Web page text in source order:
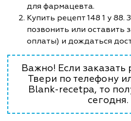
для фармацевта.
Купить рецепт 148 1 у 88.
позвонить или оставить
оплаты) и дождаться
Важно! Если заказать
Твери по телефону
Blank-recetpa, то
сегодня.